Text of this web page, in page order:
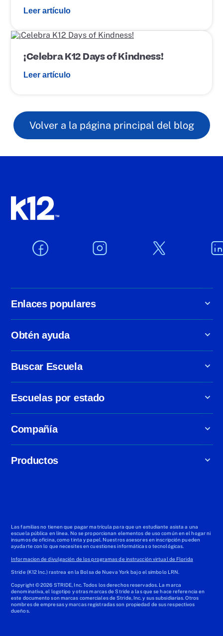
b
l
Leer artículo
E
b
n
¡Celebra K12 Days of Kindness!
Leer artículo
Volver a la página principal del blog
Enlaces populares
Obtén ayuda
Buscar Escuela
Escuelas por estado
Compañía
Productos
Las familias no tienen que pagar matrícula para que un estudiante asista a una
escuela pública en línea. No se proporcionan elementos de uso común en el hogar ni
insumos de oficina, como tinta y papel. Nuestros asesores en inscripción pueden
ayudarte con lo que necesites en cuestiones informáticas o tecnológicas.
Informacion de divulgación de los programas de instrucción virtual de Florida
Stride (K12 Inc.) rastrea en la Bolsa de Nueva York bajo el símbolo LRN.
Copyright © 2026 STRIDE, Inc. Todos los derechos reservados. La marca
denominativa, el logotipo y otras marcas de Stride a las que se hace referencia en
este documento son marcas comerciales de Stride, Inc. y sus subsidiarias. Otros
nombres de empresas y marcas registradas son propiedad de sus respectivos
dueños.